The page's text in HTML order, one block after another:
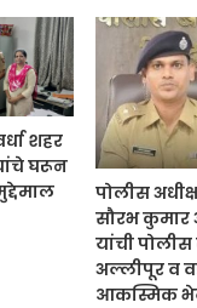
शहर
घरून
पोलीस
सौरभ कुमार
यांची
अल्लीपूर व
आकस्मिक